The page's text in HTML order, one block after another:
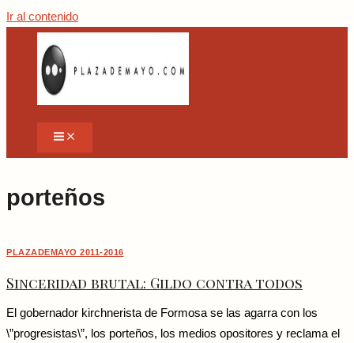
Ir al contenido
porteños
PLAZADEMAYO 2011-2016
Sinceridad brutal: Gildo contra todos
El gobernador kirchnerista de Formosa se las agarra con los
\”progresistas\”, los porteños, los medios opositores y reclama el